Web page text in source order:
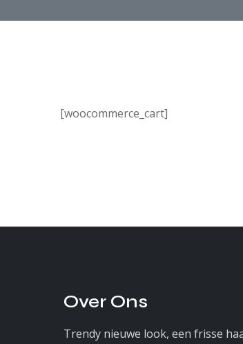
[woocommerce_cart]
Over Ons
Trendy nieuwe look, een frisse